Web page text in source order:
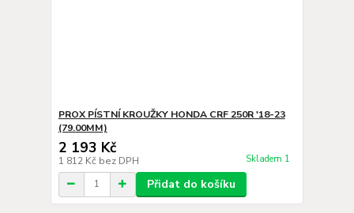
PROX PÍSTNÍ KROUŽKY HONDA CRF 250R '18-23
(79.00MM)
2 193 Kč
1 812 Kč bez DPH Skladem 1
Přidat do košíku